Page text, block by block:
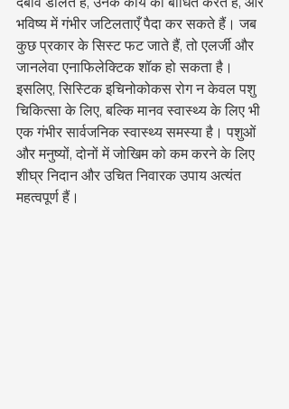
भविष्य में गंभीर जटिलताएँ पैदा कर सकते हैं। जब
कुछ प्रकार के सिस्ट फट जाते हैं, तो एलर्जी और
जानलेवा एनाफिलेक्टिक शॉक हो सकता है।
इसलिए, सिस्टिक इचिनोकोकस रोग न केवल पशु
चिकित्सा के लिए, बल्कि मानव स्वास्थ्य के लिए भी
एक गंभीर सार्वजनिक स्वास्थ्य समस्या है। पशुओं
और मनुष्यों, दोनों में जोखिम को कम करने के लिए
शीघ्र निदान और उचित निवारक उपाय अत्यंत
महत्वपूर्ण हैं।